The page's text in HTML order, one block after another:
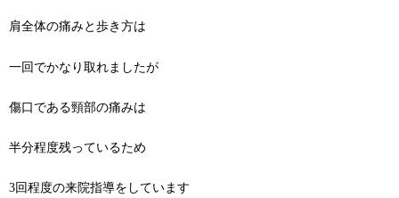
肩全体の痛みと歩き方は
一回でかなり取れましたが
傷口である頸部の痛みは
半分程度残っているため
3回程度の来院指導をしています